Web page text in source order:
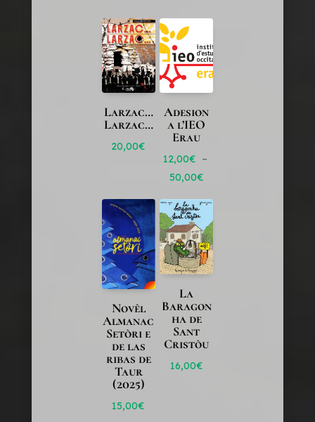
Larzac…
Larzac…
20,00€
Adesion
a l’IEO
Erau
12,00€ –
50,00€Plage
12,00€
à
50,00€
Novèl
Almanac
Setòri e
de las
ribas de
Taur
(2025)
15,00€
La
Baragon
ha de
Sant
Cristòu
16,00€